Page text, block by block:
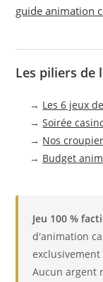
guide animation
Les piliers de
→ Les 6 jeux
→Soirée
→ Nos
→ Budget
Jeu 100 %
d'animation
Aucun argent